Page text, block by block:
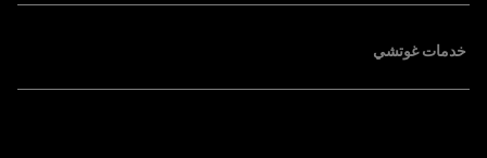
خدمات غوتشي